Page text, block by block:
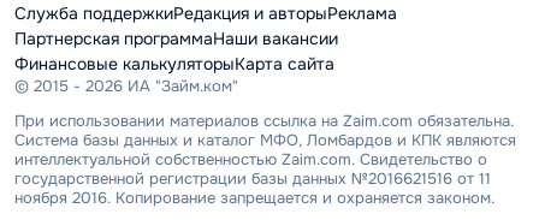
Служба поддержкиРедакция и авторыРеклама
Партнерская программаНаши вакансии
Финансовые калькуляторыКарта сайта
© 2015 - 2026 ИА "Займ.ком"
При использовании материалов ссылка на Zaim.com обязательна.
Система базы данных и каталог МФО, Ломбардов и КПК являются
интеллектуальной собственностью Zaim.com. Свидетельство о
государственной регистрации базы данных №2016621516 от 11
ноября 2016. Копирование запрещается и охраняется законом.